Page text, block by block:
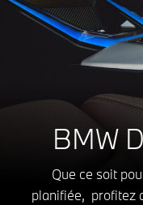
BMW
Que ce soit
planifiée, profitez